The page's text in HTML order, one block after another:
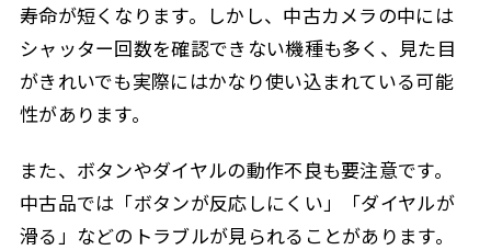
寿命が短くなります。しかし、中古カメラの中には
シャッター回数を確認できない機種も多く、見た目
がきれいでも実際にはかなり使い込まれている可能
性があります。
また、ボタンやダイヤルの動作不良も要注意です。
中古品では「ボタンが反応しにくい」「ダイヤルが
滑る」などのトラブルが見られることがあります。